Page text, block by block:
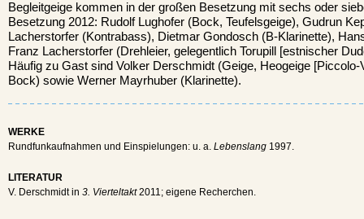
Begleitgeige kommen in der großen Besetzung mit sechs oder
Besetzung 2012: Rudolf Lughofer (Bock, Teufelsgeige), Gudrun
Lacherstorfer (Kontrabass), Dietmar Gondosch (B-Klarinette),
Franz Lacherstorfer (Drehleier, gelegentlich Torupill [estnischer
Häufig zu Gast sind Volker Derschmidt (Geige, Heogeige
Bock) sowie Werner Mayrhuber (Klarinette).
WERKE
Rundfunkaufnahmen und Einspielungen: u. a. Lebenslang 1997.
LITERATUR
V. Derschmidt in 3. Vierteltakt2011; eigene Recherchen.